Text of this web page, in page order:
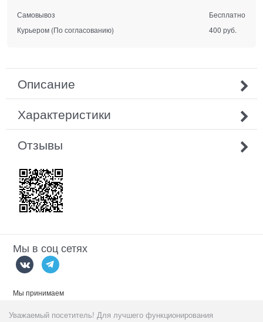
Самовывоз
Бесплатно
Курьером (По согласованию) 400 руб.
Описание
Характеристики
Отзывы
Мы в соц сетях
Мы принимаем
Уважаемый посетитель! Для лучшего функционирования